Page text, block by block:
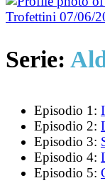
Trofettini 07/06/
Serie:
Episodio 1:
Episodio 2:
Episodio 3:
Episodio 4:
Episodio 5: